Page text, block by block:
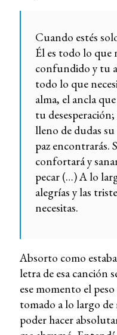
Cuando estés
Él es todo lo que
confundido y tu
todo lo que
alma, el ancla
tu
lleno de dudas
paz encontrarás.
confortará y
pecar (…) A lo
alegrías y las
necesitas.
Absorto como
letra de esa canción
ese momento el
tomado a lo largo de
poder hacer